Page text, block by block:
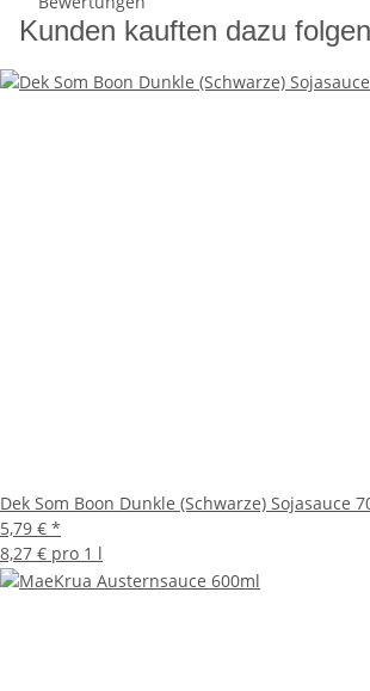
Kunden kauften dazu
Dek Som Boon Dunkle (Schwarze) Sojasauce
5,79 € *
8,27 € pro 1 l